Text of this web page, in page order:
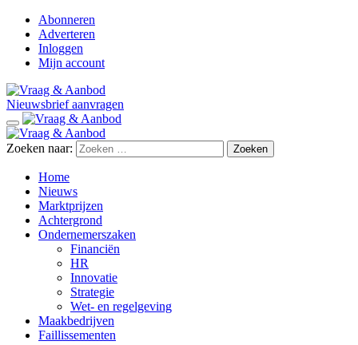
Abonneren
Adverteren
Inloggen
Mijn account
Nieuwsbrief aanvragen
Zoeken naar:
Home
Nieuws
Marktprijzen
Achtergrond
Ondernemerszaken
Financiën
HR
Innovatie
Strategie
Wet- en regelgeving
Maakbedrijven
Faillissementen